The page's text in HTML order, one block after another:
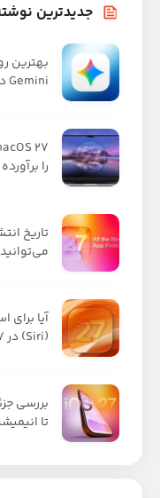
جدیدترین
بهترین
Gemini در مک
را
آیا
(Siri) در iOS 27 باید در لیست انتظار بمانیم؟
تا